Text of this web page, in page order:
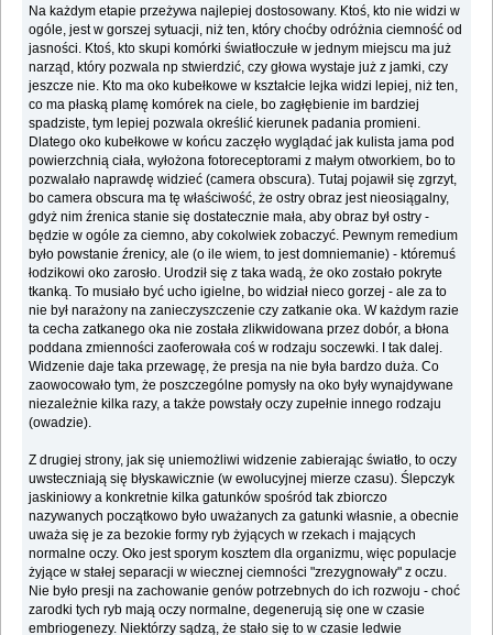
Na każdym etapie przeżywa najlepiej dostosowany. Ktoś, kto nie widzi w
ogóle, jest w gorszej sytuacji, niż ten, który choćby odróżnia ciemność od
jasności. Ktoś, kto skupi komórki światłoczułe w jednym miejscu ma już
narząd, który pozwala np stwierdzić, czy głowa wystaje już z jamki, czy
jeszcze nie. Kto ma oko kubełkowe w kształcie lejka widzi lepiej, niż ten,
co ma płaską plamę komórek na ciele, bo zagłębienie im bardziej
spadziste, tym lepiej pozwala określić kierunek padania promieni.
Dlatego oko kubełkowe w końcu zaczęło wyglądać jak kulista jama pod
powierzchnią ciała, wyłożona fotoreceptorami z małym otworkiem, bo to
pozwalało naprawdę widzieć (camera obscura). Tutaj pojawił się zgrzyt,
bo camera obscura ma tę właściwość, że ostry obraz jest nieosiągalny,
gdyż nim źrenica stanie się dostatecznie mała, aby obraz był ostry -
będzie w ogóle za ciemno, aby cokolwiek zobaczyć. Pewnym remedium
było powstanie źrenicy, ale (o ile wiem, to jest domniemanie) - któremuś
łodzikowi oko zarosło. Urodził się z taka wadą, że oko zostało pokryte
tkanką. To musiało być ucho igielne, bo widział nieco gorzej - ale za to
nie był narażony na zanieczyszczenie czy zatkanie oka. W każdym razie
ta cecha zatkanego oka nie została zlikwidowana przez dobór, a błona
poddana zmienności zaoferowała coś w rodzaju soczewki. I tak dalej.
Widzenie daje taka przewagę, że presja na nie była bardzo duża. Co
zaowocowało tym, że poszczególne pomysły na oko były wynajdywane
niezależnie kilka razy, a także powstały oczy zupełnie innego rodzaju
(owadzie).
Z drugiej strony, jak się uniemożliwi widzenie zabierając światło, to oczy
uwsteczniają się błyskawicznie (w ewolucyjnej mierze czasu). Ślepczyk
jaskiniowy a konkretnie kilka gatunków spośród tak zbiorczo
nazywanych początkowo było uważanych za gatunki własnie, a obecnie
uważa się je za bezokie formy ryb żyjących w rzekach i mających
normalne oczy. Oko jest sporym kosztem dla organizmu, więc populacje
żyjące w stałej separacji w wiecznej ciemności "zrezygnowały" z oczu.
Nie było presji na zachowanie genów potrzebnych do ich rozwoju - choć
zarodki tych ryb mają oczy normalne, degenerują się one w czasie
embriogenezy. Niektórzy sądzą, że stało się to w czasie ledwie